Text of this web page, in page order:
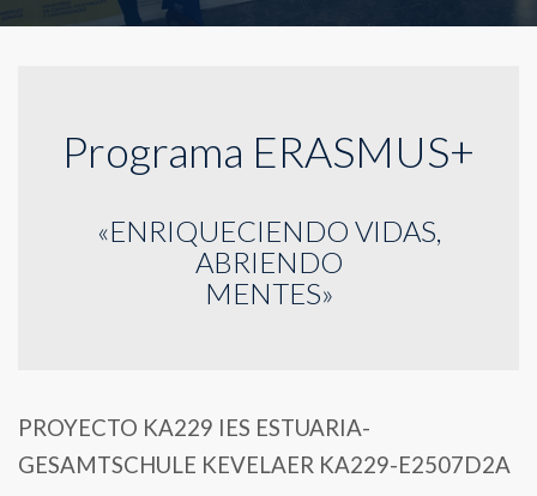
Programa ERASMUS+
«ENRIQUECIENDO VIDAS,
ABRIENDO
MENTES»
PROYECTO KA229 IES ESTUARIA-
GESAMTSCHULE KEVELAER KA229-E2507D2A